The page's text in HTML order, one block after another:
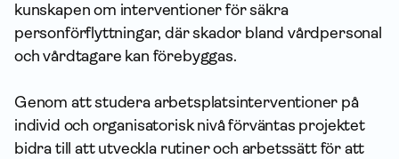
kunskapen om interventioner för säkra
personförflyttningar, där skador bland vårdpersonal
och vårdtagare kan förebyggas.
Genom att studera arbetsplatsinterventioner på
individ och organisatorisk nivå förväntas projektet
bidra till att utveckla rutiner och arbetssätt för att